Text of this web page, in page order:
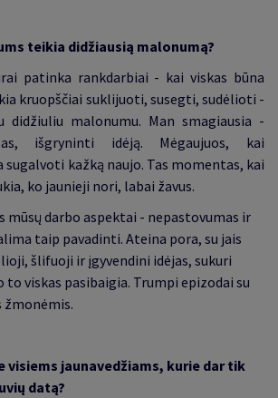
teikia didžiausią malonumą?
patinka rankdarbiai - kai viskas būna
kruopščiai suklijuoti, susegti, sudėlioti -
malonumu. Man smagiausia -
išgryninti idėją. Mėgaujuos, kai
kažką naujo. Tas momentas, kai
ko jaunieji nori, labai žavus.
mūsų darbo aspektai - nepastovumas ir
taip pavadinti. Ateina pora, su jais
šlifuoji ir įgyvendini idėjas, sukuri
to viskas pasibaigia. Trumpi epizodai su
žmonėmis.
visiems jaunavedžiams, kurie dar tik
datą?